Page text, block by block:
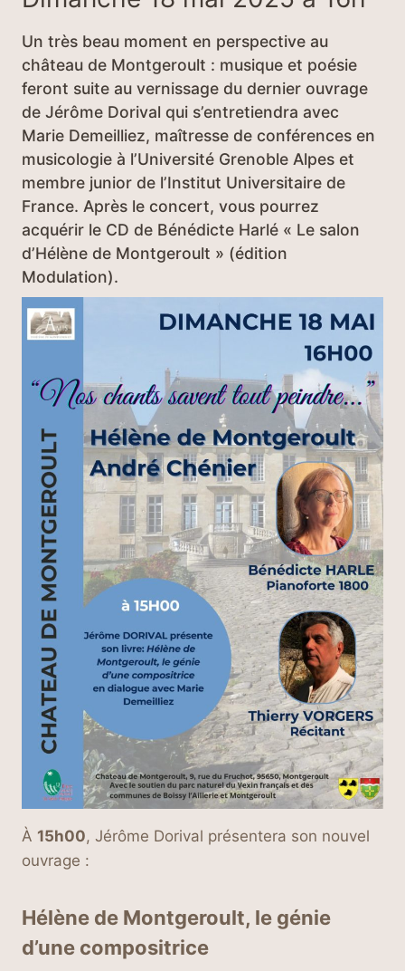
Un très beau moment en perspective au
château de Montgeroult : musique et poésie
feront suite au vernissage du dernier ouvrage
de Jérôme Dorival qui s’entretiendra avec
Marie Demeilliez, maîtresse de conférences en
musicologie à l’Université Grenoble Alpes et
membre junior de l’Institut Universitaire de
France. Après le concert, vous pourrez
acquérir le CD de Bénédicte Harlé « Le salon
d’Hélène de Montgeroult » (édition
Modulation).
À 15h00, Jérôme Dorival présentera son nouvel
ouvrage :
Hélène de Montgeroult, le génie
d’une compositrice